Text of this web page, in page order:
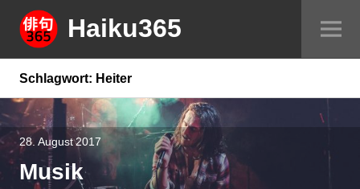
Springe
zum
Inhalt
Haiku365
Schlagwort: Heiter
28. August 2017
Musik